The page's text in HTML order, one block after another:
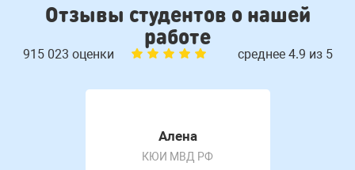
Отзывы студентов о нашей
работе
915 023 оценки среднее 4.9 из 5
Алена
КЮИ МВД РФ